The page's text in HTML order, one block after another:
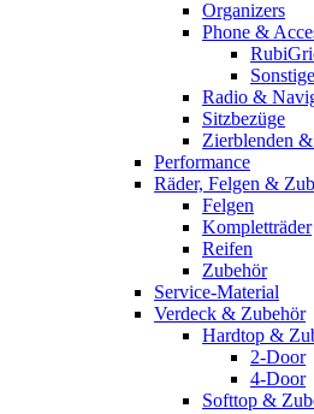
Organizers
Phone &
Sonstige
Radio &
Sitzbezüge
Zierblenden
Performance
Räder, Felgen &
Felgen
Kompletträder
Reifen
Zubehör
Service-Material
Verdeck & Zubehör
Hardtop &
2-Door
4-Door
Softtop &